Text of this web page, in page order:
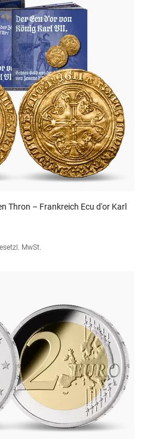
Thron – Frankreich Ecu d'or Karl
MwSt.